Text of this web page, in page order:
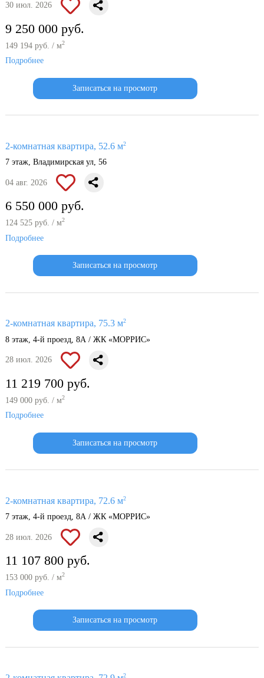
30 июл. 2026
9 250 000 руб.
149 194 руб. / м2
Подробнее
Записаться на просмотр
2-комнатная квартира, 52.6 м2
7 этаж, Владимирская ул, 56
04 авг. 2026
6 550 000 руб.
124 525 руб. / м2
Подробнее
Записаться на просмотр
2-комнатная квартира, 75.3 м2
8 этаж, 4-й проезд, 8А / ЖК «МОРРИС»
28 июл. 2026
11 219 700 руб.
149 000 руб. / м2
Подробнее
Записаться на просмотр
2-комнатная квартира, 72.6 м2
7 этаж, 4-й проезд, 8А / ЖК «МОРРИС»
28 июл. 2026
11 107 800 руб.
153 000 руб. / м2
Подробнее
Записаться на просмотр
2